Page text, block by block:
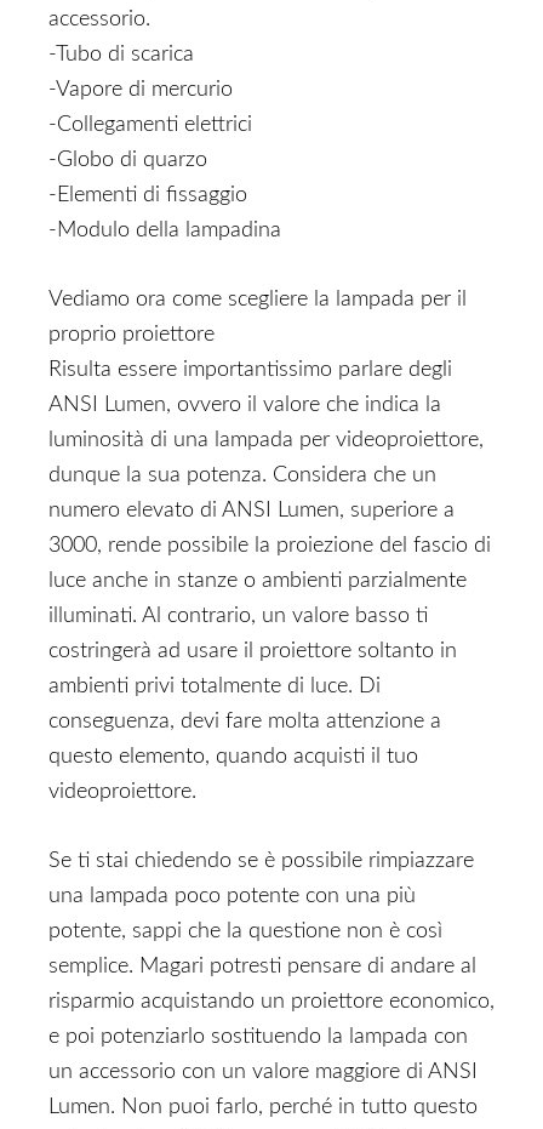
accessorio.
-Tubo di scarica
-Vapore di mercurio
-Collegamenti elettrici
-Globo di quarzo
-Elementi di fissaggio
-Modulo della lampadina
Vediamo ora come scegliere la lampada per il
proprio proiettore
Risulta essere importantissimo parlare degli
ANSI Lumen, ovvero il valore che indica la
luminosità di una lampada per videoproiettore,
dunque la sua potenza. Considera che un
numero elevato di ANSI Lumen, superiore a
3000, rende possibile la proiezione del fascio di
luce anche in stanze o ambienti parzialmente
illuminati. Al contrario, un valore basso ti
costringerà ad usare il proiettore soltanto in
ambienti privi totalmente di luce. Di
conseguenza, devi fare molta attenzione a
questo elemento, quando acquisti il tuo
videoproiettore.
Se ti stai chiedendo se è possibile rimpiazzare
una lampada poco potente con una più
potente, sappi che la questione non è così
semplice. Magari potresti pensare di andare al
risparmio acquistando un proiettore economico,
e poi potenziarlo sostituendo la lampada con
un accessorio con un valore maggiore di ANSI
Lumen. Non puoi farlo, perché in tutto questo